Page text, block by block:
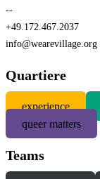
--
+49.172.467.2037
info@wearevillage.org
Quartiere
experience
queer matters
Teams